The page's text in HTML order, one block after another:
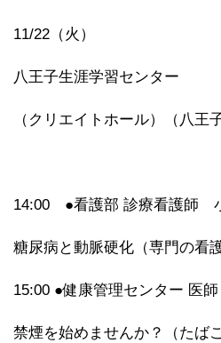
11/22（火）
八王子生涯学習センター
（クリエイトホール）（八王
14:00 ●看護部 診療看護師
糖尿病と動脈硬化（専門の看
15:00 ●健康管理センター 医
禁煙を始めませんか？（たば